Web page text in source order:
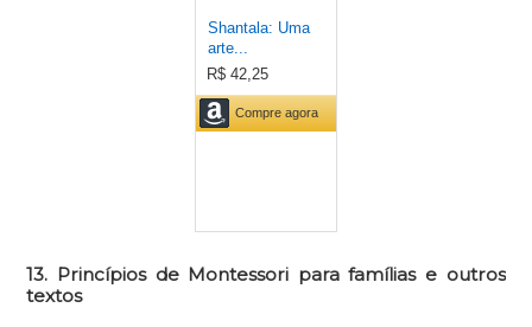
13. Princípios de Montessori para famílias e outros
textos